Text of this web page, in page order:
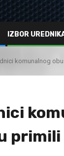
IZBOR
komunalnog